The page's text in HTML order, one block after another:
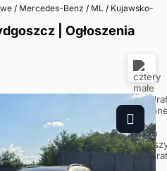
/ Mercedes-Benz / ML / Kujawsko-
| Ogłoszenia